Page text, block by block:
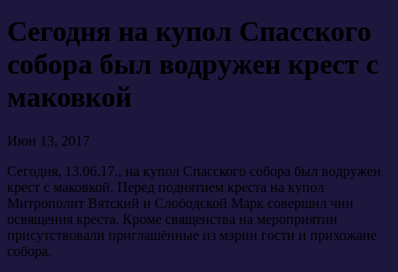
Сегодня на купол Спасского
собора был водружен крест с
маковкой
Июн 13, 2017
Сегодня, 13.06.17., на купол Спасского собора был водружен
крест с маковкой. Перед поднятием креста на купол
Митрополит Вятский и Слободской Марк совершил чин
освящения креста. Кроме священства на мероприятии
присутствовали приглашённые из мэрии гости и прихожане
собора.